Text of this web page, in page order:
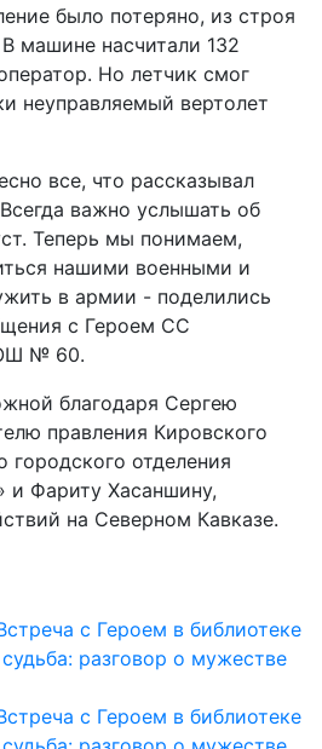
было потеряно, из строя
машине насчитали 132
Но летчик смог
неуправляемый вертолет
все, что рассказывал
важно услышать об
Теперь мы понимаем,
нашими военными и
в армии - поделились
с Героем СС
№ 60.
благодаря Сергею
правления Кировского
городского отделения
Фариту Хасаншину,
на Северном Кавказе.